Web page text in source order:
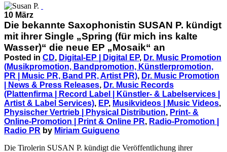
10 März
Die bekannte Saxophonistin SUSAN P. kündigt
mit ihrer Single „Spring (für mich ins kalte
Wasser)“ die neue EP „Mosaik“ an
Posted in CD, Digital-EP | Digital EP, Dr. Music Promotion
(Musikpromotion, Bandpromotion, Künstlerpromotion,
PR | Music PR, Band PR, Artist PR), Dr. Music Promotion
| News & Press Releases, Dr. Music Records
(Plattenfirma | Record Label | Künstler- & Labelservices |
Artist & Label Services), EP, Musikvideos | Music Videos,
Physischer Vertrieb | Physical Distribution, Print- &
Online-Promotion | Print & Online PR, Radio-Promotion |
Radio PR by Miriam Guigueno
Die Tirolerin SUSAN P. kündigt die Veröffentlichung ihrer